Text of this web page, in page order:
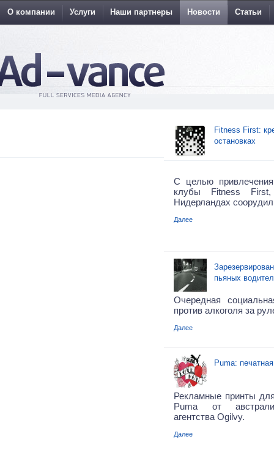
О компании Услуги Наши партнеры Новости Статьи
Fitness First:
остановках
С целью
клубы Fitness
Нидерландах
Далее
пьяных
Очередная
против алкоголя за
Далее
Puma:
Рекламные принты
Puma от
агентства Ogilvy.
Далее